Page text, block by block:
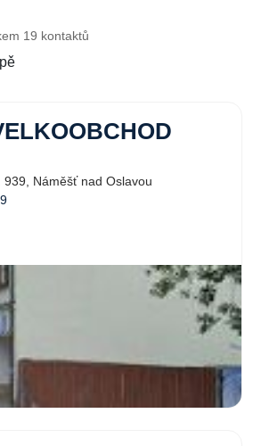
19 kontaktů
939, Náměšť nad Oslavou